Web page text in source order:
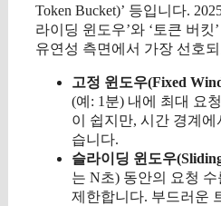
Token Bucket)’ 등입니다.
라이딩 윈도우’와 ‘토큰 버
유연성 측면에서 가장 선호
고정 윈도우(Fixed
(예: 1분) 내에 최대 요
이 쉽지만, 시간 경계
습니다.
슬라이딩 윈도우
는 N초) 동안의 요청
제한합니다. 부드러운